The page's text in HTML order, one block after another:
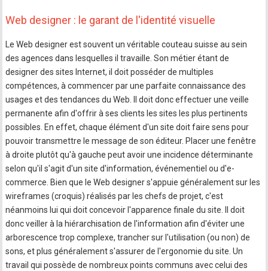
Web designer : le garant de l'identité visuelle
Le Web designer est souvent un véritable couteau suisse au sein
des agences dans lesquelles il travaille. Son métier étant de
designer des sites Internet, il doit posséder de multiples
compétences, à commencer par une parfaite connaissance des
usages et des tendances du Web. Il doit donc effectuer une veille
permanente afin d'offrir à ses clients les sites les plus pertinents
possibles. En effet, chaque élément d'un site doit faire sens pour
pouvoir transmettre le message de son éditeur. Placer une fenêtre
à droite plutôt qu'à gauche peut avoir une incidence déterminante
selon qu'il s'agit d'un site d'information, événementiel ou d'e-
commerce. Bien que le Web designer s'appuie généralement sur les
wireframes (croquis) réalisés par les chefs de projet, c'est
néanmoins lui qui doit concevoir l'apparence finale du site. Il doit
donc veiller à la hiérarchisation de l'information afin d'éviter une
arborescence trop complexe, trancher sur l'utilisation (ou non) de
sons, et plus généralement s'assurer de l'ergonomie du site. Un
travail qui possède de nombreux points communs avec celui des